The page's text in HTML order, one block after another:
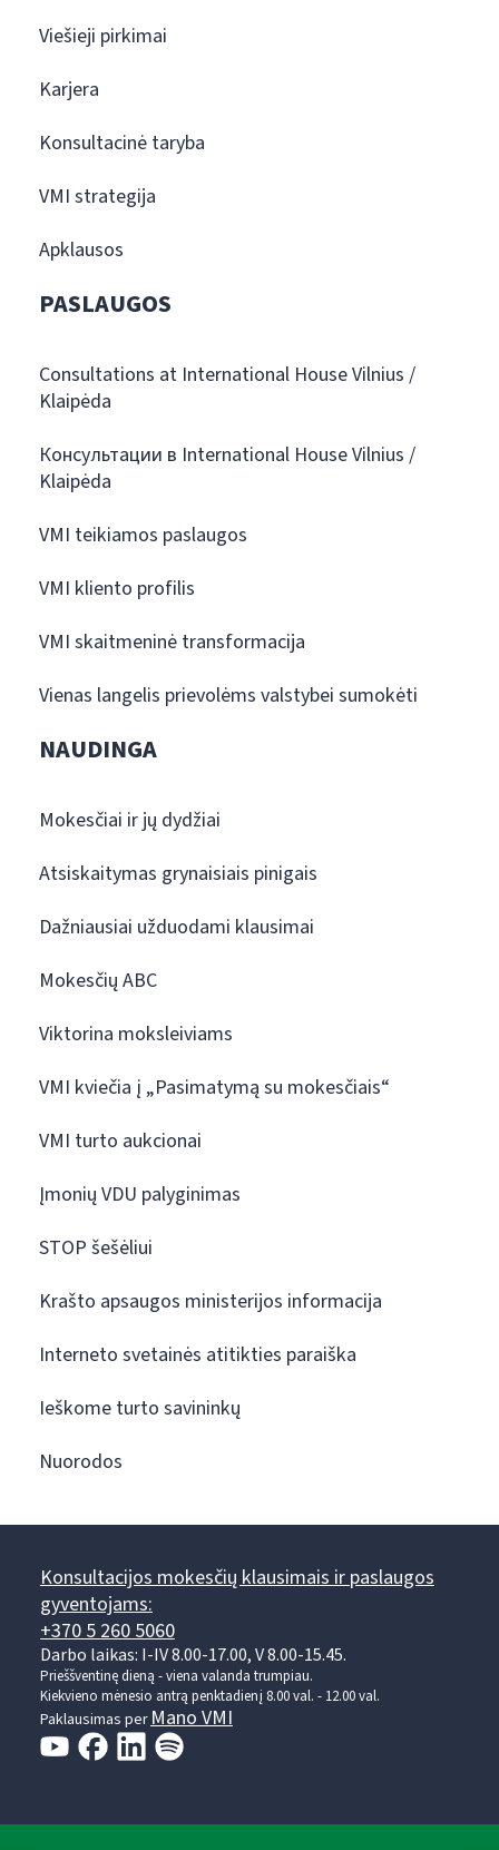
Viešieji pirkimai
Karjera
Konsultacinė taryba
VMI strategija
Apklausos
PASLAUGOS
Consultations at International House Vilnius /
Klaipėda
Консультации в International House Vilnius /
Klaipėda
VMI teikiamos paslaugos
VMI kliento profilis
VMI skaitmeninė transformacija
Vienas langelis prievolėms valstybei sumokėti
NAUDINGA
Mokesčiai ir jų dydžiai
Atsiskaitymas grynaisiais pinigais
Dažniausiai užduodami klausimai
Mokesčių ABC
Viktorina moksleiviams
VMI kviečia į „Pasimatymą su mokesčiais“
VMI turto aukcionai
Įmonių VDU palyginimas
STOP šešėliui
Krašto apsaugos ministerijos informacija
Interneto svetainės atitikties paraiška
Ieškome turto savininkų
Nuorodos
Konsultacijos mokesčių klausimais ir paslaugos
gyventojams:
+370 5 260 5060
Darbo laikas: I-IV 8.00-17.00, V 8.00-15.45.
Prieššventinę dieną - viena valanda trumpiau.
Kiekvieno mėnesio antrą penktadienį 8.00 val. - 12.00 val.
Paklausimas per Mano VMI